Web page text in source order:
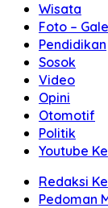
Wisata
Foto –
Pendidikan
Sosok
Video
Opini
Otomotif
Politik
Youtube
Redaksi
Pedoman